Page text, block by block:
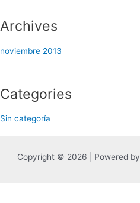
Archives
noviembre 2013
Categories
Sin categoría
Copyright © 2026 | Powered by